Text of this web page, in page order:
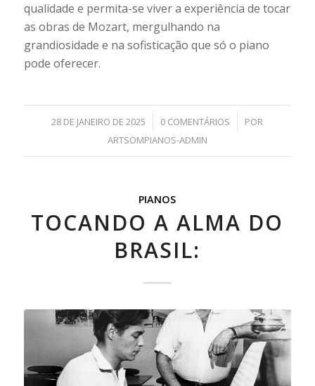
qualidade e permita-se viver a experiência de tocar
as obras de Mozart, mergulhando na
grandiosidade e na sofisticação que só o piano
pode oferecer.
28 DE JANEIRO DE 2025
/ 0 COMENTÁRIOS
/
POR
ARTSOMPIANOS-ADMIN
PIANOS
TOCANDO A ALMA DO
BRASIL: